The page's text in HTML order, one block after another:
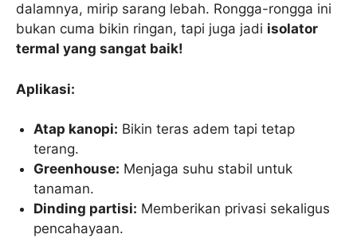
dalamnya, mirip sarang lebah. Rongga-rongga ini
bukan cuma bikin ringan, tapi juga jadi isolator
termal yang sangat baik!
Aplikasi:
Atap kanopi: Bikin teras adem tapi tetap
terang.
Greenhouse: Menjaga suhu stabil untuk
tanaman.
Dinding partisi: Memberikan privasi sekaligus
pencahayaan.